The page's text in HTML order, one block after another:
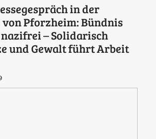
in der
von Pforzheim: Bündnis
– Solidarisch
und Gewalt führt Arbeit